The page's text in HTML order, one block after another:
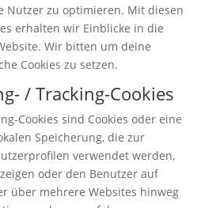
Nutzer zu optimieren. Mit diesen
erhalten wir Einblicke in die
Wir bitten um deine
Cookies zu setzen.
/ Tracking-Cookies
Cookies sind Cookies oder eine
Speicherung, die zur
verwendet werden,
oder den Benutzer auf
über mehrere Websites hinweg